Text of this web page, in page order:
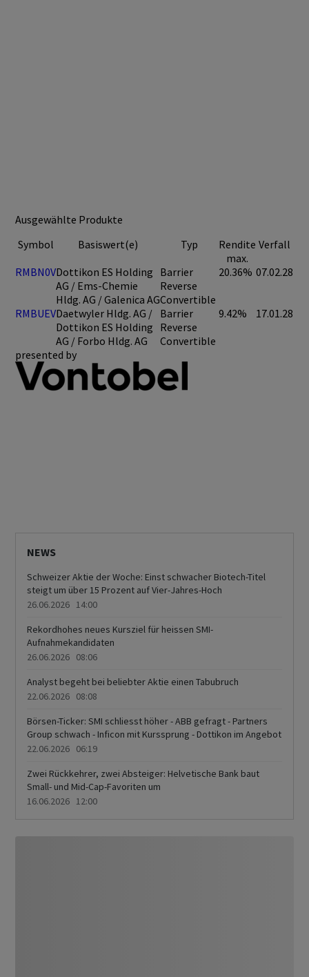
Ausgewählte Produkte
Symbol
Basiswert(e) Typ
Rendite
max.
Verfall
RMBN0VDottikon ES Holding
AG / Ems-Chemie
Hldg. AG / Galenica AG
Barrier
Reverse
Convertible
20.36% 07.02.28
RMBUEVDaetwyler Hldg. AG /
Dottikon ES Holding
AG / Forbo Hldg. AG
Barrier
Reverse
Convertible
9.42% 17.01.28
presented by
NEWS
Schweizer Aktie der Woche: Einst schwacher Biotech-Titel
steigt um über 15 Prozent auf Vier-Jahres-Hoch
26.06.2026 14:00
Rekordhohes neues Kursziel für heissen SMI-
Aufnahmekandidaten
26.06.2026 08:06
Analyst begeht bei beliebter Aktie einen Tabubruch
22.06.2026 08:08
Börsen-Ticker: SMI schliesst höher - ABB gefragt - Partners
Group schwach - Inficon mit Kurssprung - Dottikon im Angebot
22.06.2026 06:19
Zwei Rückkehrer, zwei Absteiger: Helvetische Bank baut
Small- und Mid-Cap-Favoriten um
16.06.2026 12:00